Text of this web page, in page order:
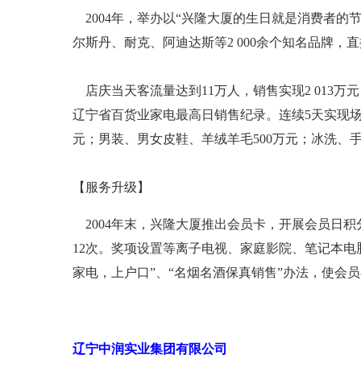
2004年，举办以“兴隆大厦的生日就是消费者的
尔斯丹、耐克、阿迪达斯等2 000余个知名品牌，
店庆当天客流量达到11万人，销售实现2 013万
辽宁省百货业家电最高日销售纪录。连续5天实现
元；男装、男女皮鞋、羊绒羊毛500万元；冰洗、
【服务升级】
2004年末，兴隆大厦推出会员卡，开展会员日积
12次。奖项设置等离子电视、家庭影院、笔记本
家电，上户口”、“名烟名酒保真销售”办法，使会
辽宁中润实业集团有限公司